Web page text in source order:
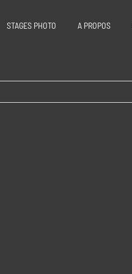
STAGES PHOTO A PROPOS